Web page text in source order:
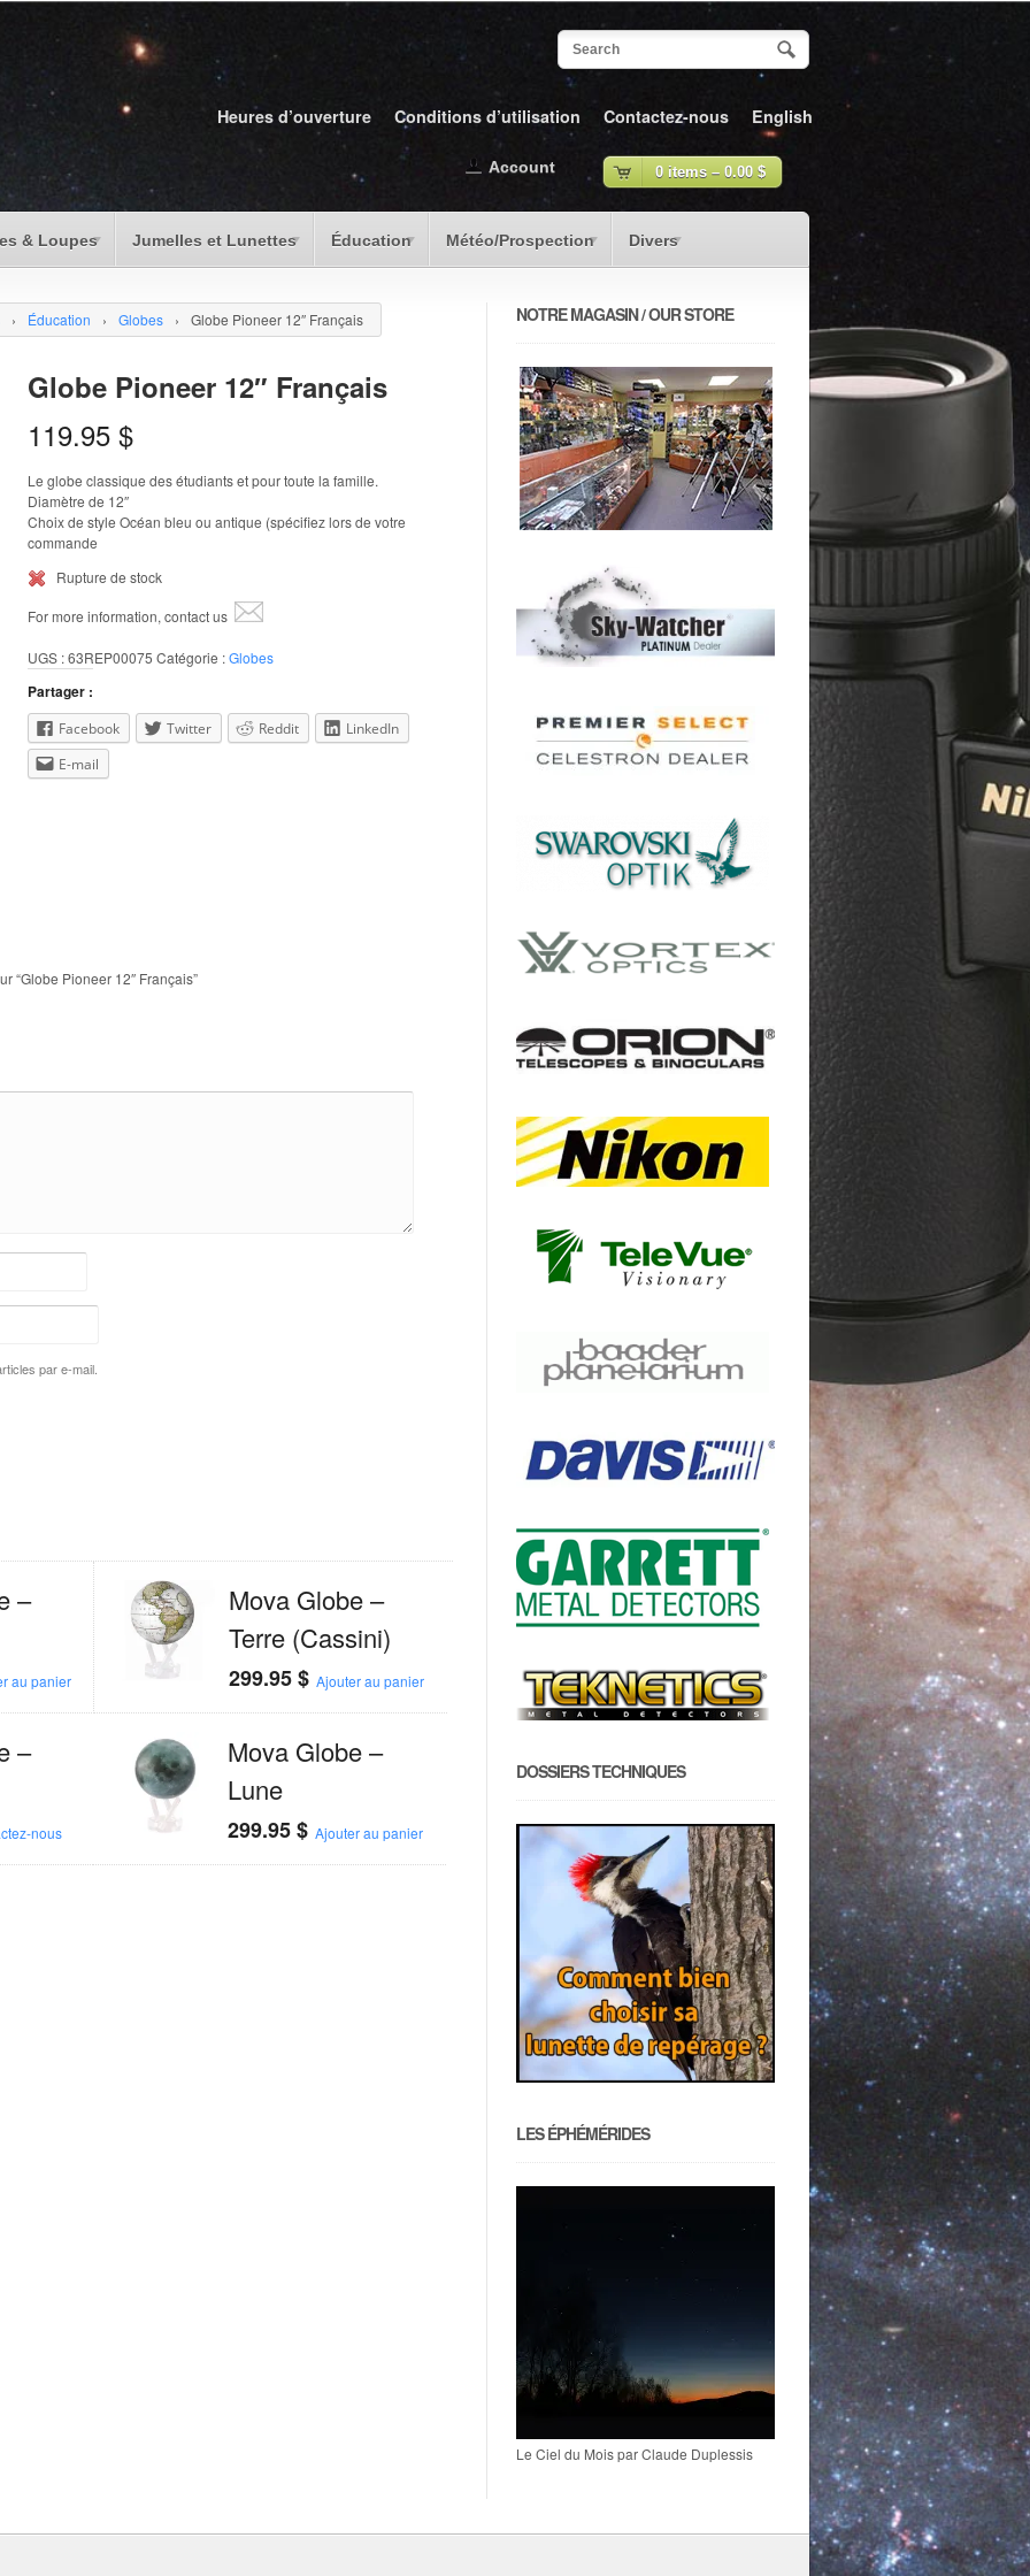
Heures d’ouverture Conditions d’utilisation Contactez-nous English
& Loupes Jumelles et Lunettes Éducation Météo/Prospection Divers
0 items – 0.00 $
Account
› Éducation › Globes › Globe Pioneer 12″ Français
Globe Pioneer 12″ Français
119.95 $
Le globe classique des étudiants et pour toute la famille.
Diamètre de 12″
Choix de style Océan bleu ou antique (spécifiez lors de votre
commande
Rupture de stock
For more information, contact us
UGS :63REP00075 Catégorie :Globes
Partager :
Facebook Twitter Reddit
LinkedIn
E-mail
“Globe Pioneer 12″ Français”
par e-mail.
–
au panier
Mova Globe –
Terre (Cassini)
299.95$ Ajouter au panier
–
nous
Mova Globe –
Lune
299.95$ Ajouter au panier
NOTRE MAGASIN / OUR STORE
DOSSIERS TECHNIQUES
LES ÉPHÉMÉRIDES
Le Ciel du Mois par Claude Duplessis